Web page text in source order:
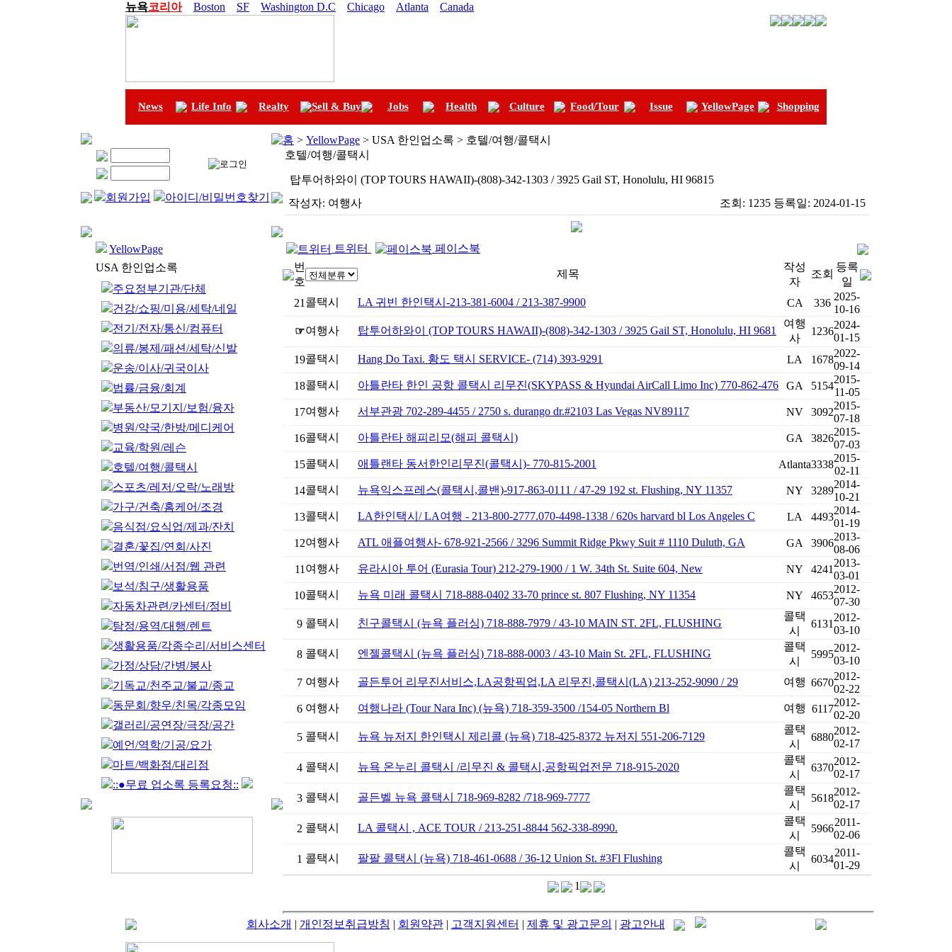
뉴욕코리아 Boston SF Washington D.C Chicago Atlanta Canada
News Life Info Realty Sell & Buy Jobs Health Culture Food/Tour Issue YellowPage Shopping
회원가입 아이디/비밀번호찾기
YellowPage
USA 한인업소록
주요정부기관/단체
건강/쇼핑/미용/세탁/네일
전기/전자/통신/컴퓨터
의류/봉제/패션/세탁/신발
운송/이사/귀국이사
법률/금융/회계
부동산/모기지/보험/융자
병원/약국/한방/메디케어
교육/학원/레슨
호텔/여행/콜택시
스포츠/레저/오락/노래방
가구/건축/홈케어/조경
음식점/요식업/제과/잔치
결혼/꽃집/연회/사진
번역/인쇄/서점/웹 관련
보석/침구/생활용품
자동차관련/카센터/정비
탐정/용역/대행/렌트
생활용품/각종수리/서비스센터
가정/상담/간병/봉사
기독교/천주교/불교/종교
동문회/향우/친목/각종모임
갤러리/공연장/극장/공간
예언/역학/기공/요가
마트/백화점/대리점
::●무료 업소록 등록요청::
홈 > YellowPage > USA 한인업소록 > 호텔/여행/콜택시
호텔/여행/콜택시
탑투어하와이 (TOP TOURS HAWAII)-(808)-342-1303 / 3925 Gail ST, Honolulu, HI 96815
작성자: 여행사 조회: 1235 등록일: 2024-01-15
트위터
페이스북
번
호
제목
작성
자
조회
등록
일
21 콜택시 LA 귀빈 한인택시-213-381-6004 / 213-387-9900 CA 336
2025-
10-16
☞여행사 탑투어하와이 (TOP TOURS HAWAII)-(808)-342-1303 / 3925 Gail ST, Honolulu, HI 9681
여행
사
1236
2024-
01-15
19콜택시 Hang Do Taxi. 황도 택시 SERVICE- (714) 393-9291 LA 1678
2022-
09-14
18콜택시 아틀란타 한인 공항 콜택시 리무진(SKYPASS & Hyundai AirCall Limo Inc) 770-862-476 GA 5154
2015-
11-05
17여행사 서부관광 702-289-4455 / 2750 s. durango dr.#2103 Las Vegas NV89117 NV 3092
2015-
07-18
16콜택시 아틀란타 해피리모(해피 콜택시) GA 3826
2015-
07-03
15콜택시 애틀랜타 동서한인리무진(콜택시)- 770-815-2001 Atlanta3338
2015-
02-11
14콜택시 뉴욕익스프레스(콜택시,콜밴)-917-863-0111 / 47-29 192 st. Flushing, NY 11357 NY 3289
2014-
10-21
13콜택시 LA한인택시/ LA여행 - 213-800-2777.070-4498-1338 / 620s harvard bl Los Angeles C LA 4493
2014-
01-19
12여행사 ATL 애플여행사- 678-921-2566 / 3296 Summit Ridge Pkwy Suit # 1110 Duluth, GA GA 3906
2013-
08-06
11 여행사 유라시아 투어 (Eurasia Tour) 212-279-1900 / 1 W. 34th St. Suite 604, New NY 4241
2013-
03-01
10콜택시 뉴욕 미래 콜택시 718-888-0402 33-70 prince st. 807 Flushing, NY 11354 NY 4653
2012-
07-30
9 콜택시 친구콜택시 (뉴욕 플러싱) 718-888-7979 / 43-10 MAIN ST. 2FL, FLUSHING
콜택
시
6131
2012-
03-10
8 콜택시 엔젤콜택시 (뉴욕 플러싱) 718-888-0003 / 43-10 Main St. 2FL, FLUSHING
콜택
시
5995
2012-
03-10
7 여행사 골든투어 리무진서비스,LA공항픽업,LA 리무진,콜택시(LA) 213-252-9090 / 29 여행 6670
2012-
02-22
6 여행사 여행나라 (Tour Nara Inc) (뉴욕) 718-359-3500 /154-05 Northern Bl 여행 6117
2012-
02-20
5 콜택시 뉴욕 뉴저지 한인택시 제리콜 (뉴욕) 718-425-8372 뉴저지 551-206-7129
콜택
시
6880
2012-
02-17
4 콜택시 뉴욕 온누리 콜택시 /리무진 & 콜택시,공항픽업전문 718-915-2020
콜택
시
6370
2012-
02-17
3 콜택시 골든벨 뉴욕 콜택시 718-969-8282 /718-969-7777
콜택
시
5618
2012-
02-17
2 콜택시 LA 콜택시 , ACE TOUR / 213-251-8844 562-338-8990.
콜택
시
5966
2011-
02-06
1 콜택시 팔팔 콜택시 (뉴욕) 718-461-0688 / 36-12 Union St. #3Fl Flushing
콜택
시
6034
2011-
01-29
1
회사소개 | 개인정보취급방침 | 회원약관| 고객지원센터 | 제휴 및 광고문의 | 광고안내